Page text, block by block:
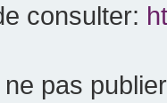
consulter:
pas